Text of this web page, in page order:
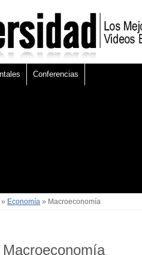
Conferencias
» Economía » Macroeconomía
Macroeconomía